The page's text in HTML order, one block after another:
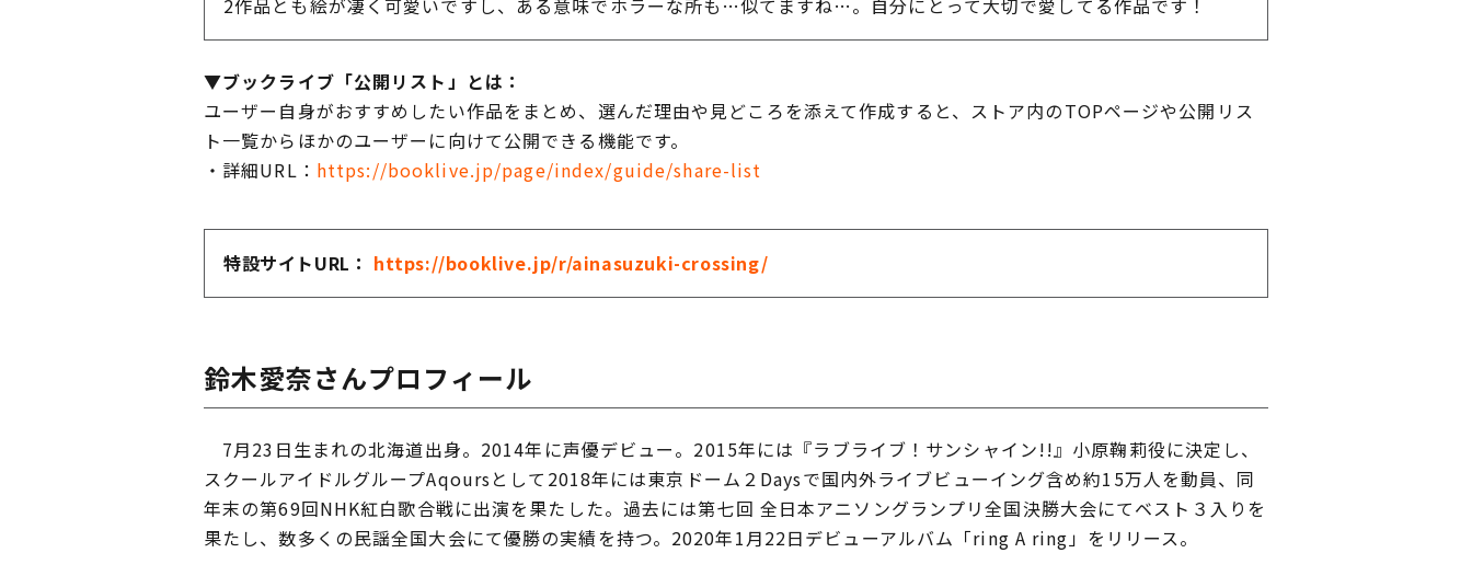
2作品とも絵が凄く可愛いですし、ある意味でホラーな所も…似てますね…。自分にとって大切で愛してる作品です！
▼ブックライブ「公開リスト」とは：
ユーザー自身がおすすめしたい作品をまとめ、選んだ理由や見どころを添えて作成すると、ストア内のTOPページや公開リス
ト一覧からほかのユーザーに向けて公開できる機能です。
・詳細URL： https://booklive.jp/page/index/guide/share-list
特設サイトURL： https://booklive.jp/r/ainasuzuki-crossing/
鈴木愛奈さんプロフィール
7月23日生まれの北海道出身。2014年に声優デビュー。2015年には『ラブライブ！サンシャイン!!』小原鞠莉役に決定し、
スクールアイドルグループAqoursとして2018年には東京ドーム２Daysで国内外ライブビューイング含め約15万人を動員、同
年末の第69回NHK紅白歌合戦に出演を果たした。過去には第七回 全日本アニソングランプリ全国決勝大会にてベスト３入りを
果たし、数多くの民謡全国大会にて優勝の実績を持つ。2020年1月22日デビューアルバム「ring A ring」をリリース。